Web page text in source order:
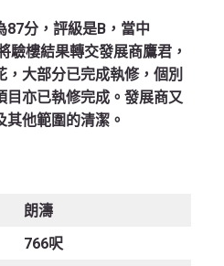
87分，評級是B，當中
驗樓結果轉交發展商鷹君，
，大部分已完成執修，個別
目亦已執修完成。發展商又
他範圍的清潔。
朗濤
766呎